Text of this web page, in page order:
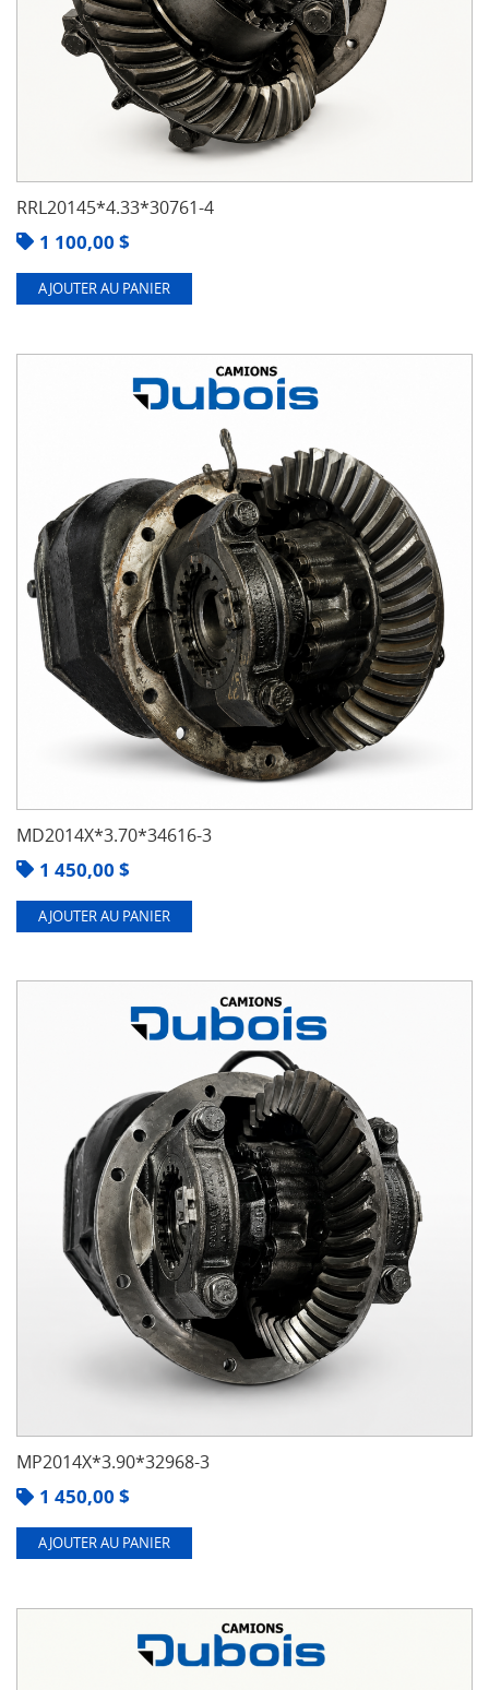
RRL20145*4.33*30761-4
1 100,00 $
AJOUTER AU PANIER
MD2014X*3.70*34616-3
1 450,00 $
AJOUTER AU PANIER
MP2014X*3.90*32968-3
1 450,00 $
AJOUTER AU PANIER